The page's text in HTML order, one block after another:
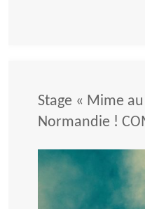
Stage « Mime
Normandie !